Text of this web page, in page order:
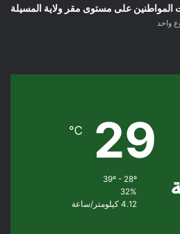
المواطنين على مستوى مقر ولاية المسيلة
واحد
29
℃
39º - 28º
32%
4.12 كيلومتر/ساعة